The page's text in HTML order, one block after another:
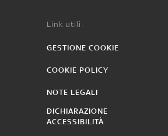
Link utili:
GESTIONE COOKIE
COOKIE POLICY
NOTE LEGALI
DICHIARAZIONE
ACCESSIBILITÀ